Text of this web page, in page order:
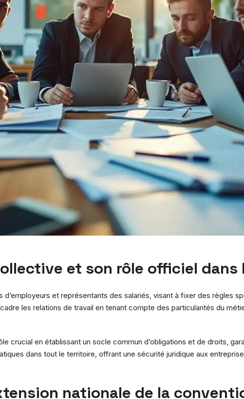
et son rôle officiel
et représentants des salariés, visant à fixer des règles
les relations de travail en tenant compte des particularités du
crucial en établissant un socle commun d’obligations et de droits,
dans tout le territoire, offrant une sécurité juridique aux
nationale de la